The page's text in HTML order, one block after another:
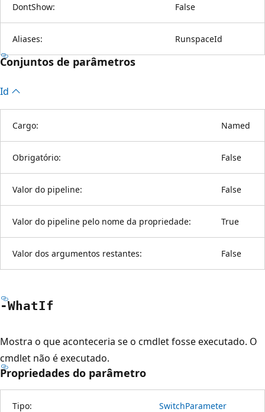
DontShow: False
Aliases: RunspaceId
Conjuntos de parâmetros
Id
Cargo: Named
Obrigatório: False
Valor do pipeline: False
Valor do pipeline pelo nome da propriedade: True
Valor dos argumentos restantes: False
-WhatIf
Mostra o que aconteceria se o cmdlet fosse executado. O
cmdlet não é executado.
Propriedades do parâmetro
Tipo: SwitchParameter